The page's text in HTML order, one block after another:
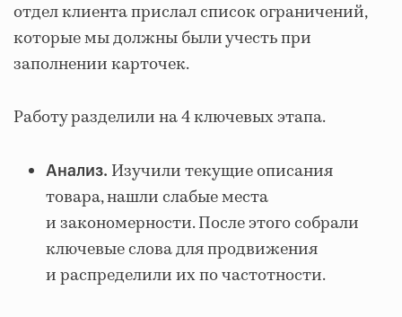
отдел клиента прислал список ограничений,
которые мы должны были учесть при
заполнении карточек.
Работу разделили на 4 ключевых этапа.
Анализ. Изучили текущие описания
товара, нашли слабые места
и закономерности. После этого собрали
ключевые слова для продвижения
и распределили их по частотности.